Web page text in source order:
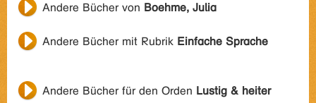
Andere Bücher von Boehme, Julia
Andere Bücher mit Rubrik Einfache Sprache
Andere Bücher für den Orden Lustig & heiter